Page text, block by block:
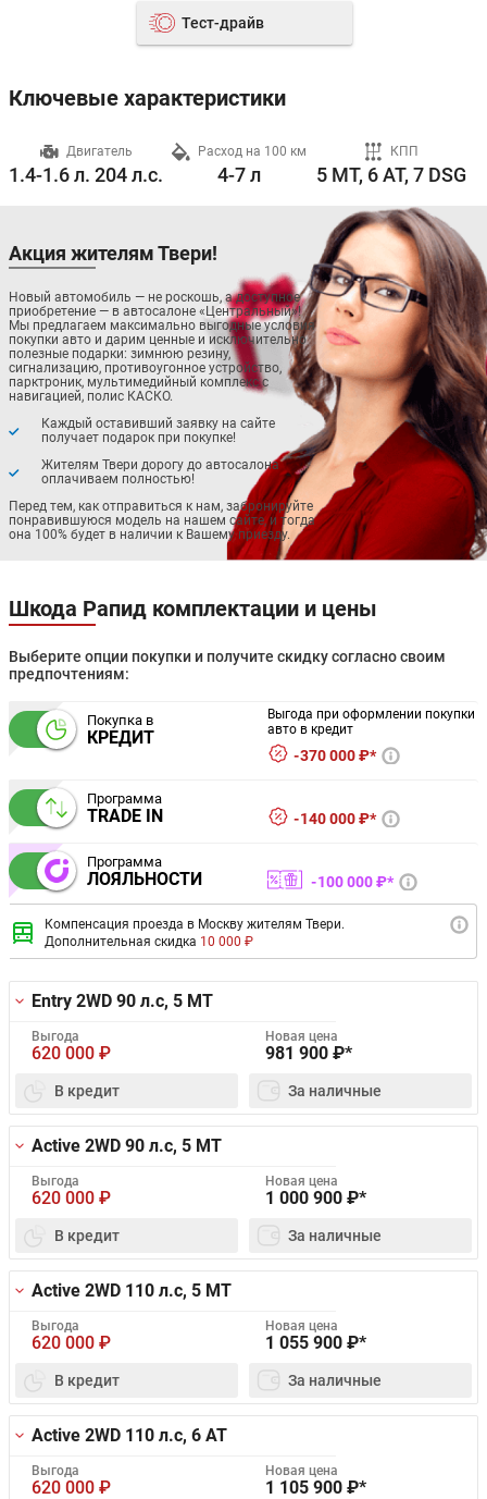
Тест-драйв
Ключевые характеристики
Двигатель
1.4-1.6 л. 204 л.с.
Расход на 100 км
4-7 л
КПП
5 MT, 6 AT, 7 DSG
Акция жителям Твери!
Новый автомобиль — не роскошь, а доступное
приобретение — в автосалоне «Центральный»!
Мы предлагаем максимально выгодные условия
покупки авто и дарим ценные и исключительно
полезные подарки: зимнюю резину,
сигнализацию, противоугонное устройство,
парктроник, мультимедийный комплекс с
навигацией, полис КАСКО.
Каждый оставивший заявку на сайте
получает подарок при покупке!
Жителям Твери дорогу до автосалона
оплачиваем полностью!
Перед тем, как отправиться к нам, забронируйте
понравившуюся модель на нашем сайте, и тогда
она 100% будет в наличии к Вашему приезду.
Шкода Рапид комплектации и цены
Выберите опции покупки и получите скидку согласно своим
предпочтениям:
Покупка в
КРЕДИТ
Выгода при оформлении покупки
авто в кредит
370 000 ₽*
Программа
TRADE IN 140 000 ₽*
Программа
ЛОЯЛЬНОСТИ 100 000 ₽*
Компенсация проезда в Москву жителям Твери.
Дополнительная скидка 10 000 ₽
Entry 2WD 90 л.с, 5 MT
Выгода
620 000 ₽
Новая цена
981 900 ₽*
В кредит За наличные
Active 2WD 90 л.с, 5 MT
Выгода
620 000 ₽
Новая цена
1 000 900 ₽*
В кредит За наличные
Active 2WD 110 л.с, 5 MT
Выгода
620 000 ₽
Новая цена
1 055 900 ₽*
В кредит За наличные
Active 2WD 110 л.с, 6 AT
Выгода
620 000 ₽
Новая цена
1 105 900 ₽*